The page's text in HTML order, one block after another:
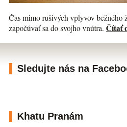
Čas mimo rušivých vplyvov bežného
započúvať sa do svojho vnútra. Čítať
Sledujte nás na
Khatu Pranám